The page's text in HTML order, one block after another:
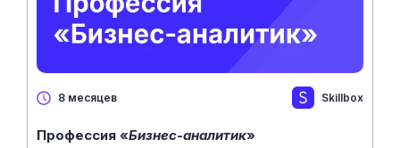
8 месяцев Skillbox
Профессия «Бизнес-аналитик»